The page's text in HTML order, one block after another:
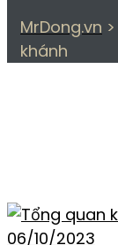
MrDong.vn >
khánh
06/10/2023